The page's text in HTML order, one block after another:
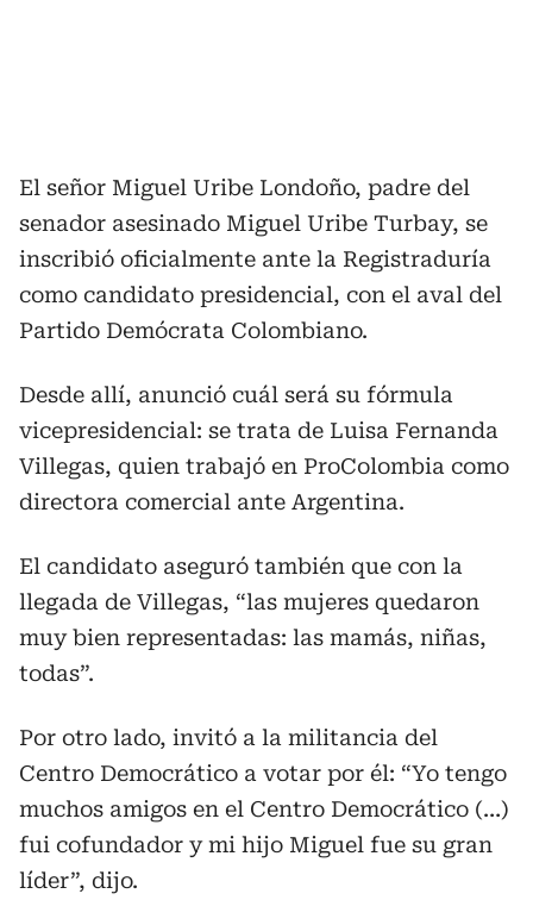
El señor Miguel Uribe Londoño, padre del
senador asesinado Miguel Uribe Turbay, se
inscribió oficialmente ante la Registraduría
como candidato presidencial, con el aval del
Partido Demócrata Colombiano.
Desde allí, anunció cuál será su fórmula
vicepresidencial: se trata de Luisa Fernanda
Villegas, quien trabajó en ProColombia como
directora comercial ante Argentina.
El candidato aseguró también que con la
llegada de Villegas, “las mujeres quedaron
muy bien representadas: las mamás, niñas,
todas”.
Por otro lado, invitó a la militancia del
Centro Democrático a votar por él: “Yo tengo
muchos amigos en el Centro Democrático (…)
fui cofundador y mi hijo Miguel fue su gran
líder”, dijo.